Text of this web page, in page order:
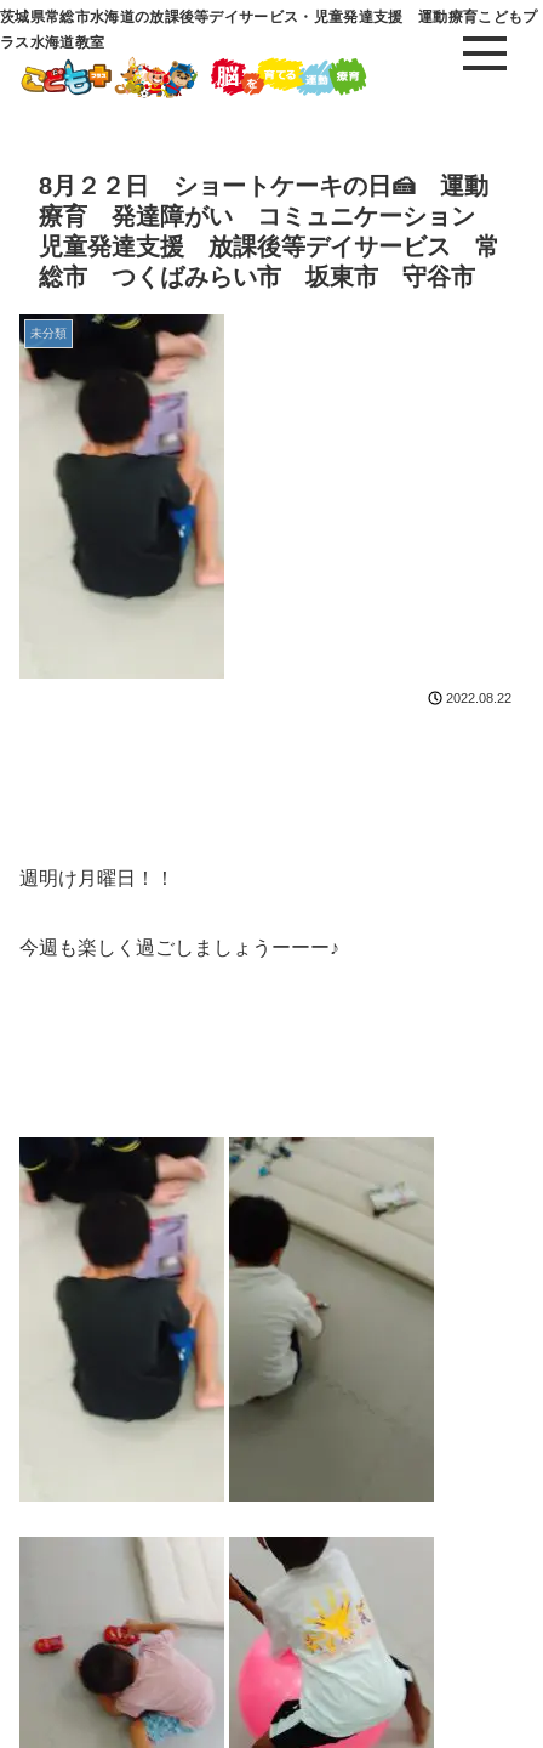
茨城県常総市水海道の放課後等デイサービス・児童発達支援 運動療育こどもプ
ラス水海道教室
8月２２日 ショートケーキの日🍰 運動
療育 発達障がい コミュニケーション
児童発達支援 放課後等デイサービス 常
総市 つくばみらい市 坂東市 守谷市
未分類
2022.08.22
週明け月曜日！！
今週も楽しく過ごしましょうーーー♪